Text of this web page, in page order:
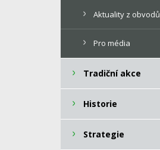
Aktuality z obvodů
Pro média
Tradiční akce
Historie
Strategie